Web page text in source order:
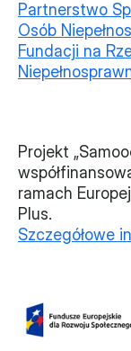
Partnerstwo
Osób
Fundacji na
Projekt
ramach
Plus.
Szczegółowe